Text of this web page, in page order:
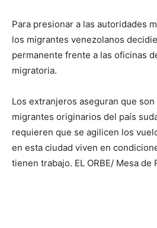
Para presionar a las autoridades
los migrantes venezolanos
permanente frente a las oficinas
migratoria.
Los extranjeros aseguran que
migrantes originarios del país
requieren que se agilicen los
en esta ciudad viven en
tienen trabajo. EL ORBE/ Mesa de